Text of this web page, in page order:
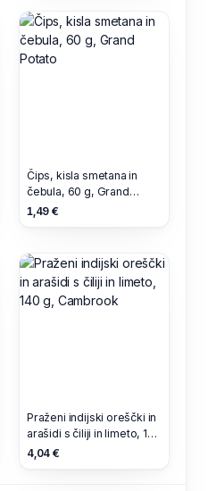
Čips, kisla smetana in
čebula, 60 g, Grand
Potato
1,49 €
Praženi indijski oreščki in
arašidi s čiliji in limeto, 140
g, Cambrook
4,04 €